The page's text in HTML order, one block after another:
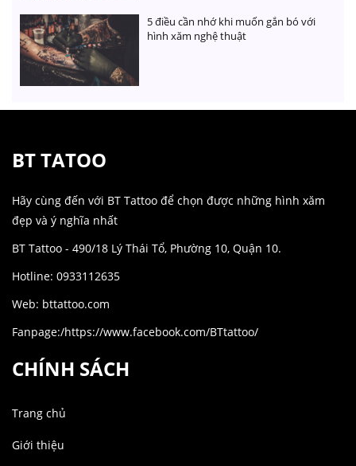
5 điều cần nhớ khi muốn gắn bó với
hình xăm nghệ thuật
BT TATOO
Hãy cùng đến với BT Tattoo để chọn được những hình xăm
đẹp và ý nghĩa nhất
BT Tattoo - 490/18 Lý Thái Tổ, Phường 10, Quận 10.
Hotline: 0933112635
Web: bttattoo.com
Fanpage:/https://www.facebook.com/BTtattoo/
CHÍNH SÁCH
Trang chủ
Giới thiệu